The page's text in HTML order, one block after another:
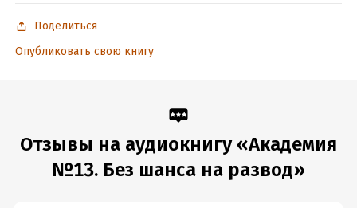
Поделиться
Опубликовать свою книгу
Отзывы на аудиокнигу «Академия
№13. Без шанса на развод»